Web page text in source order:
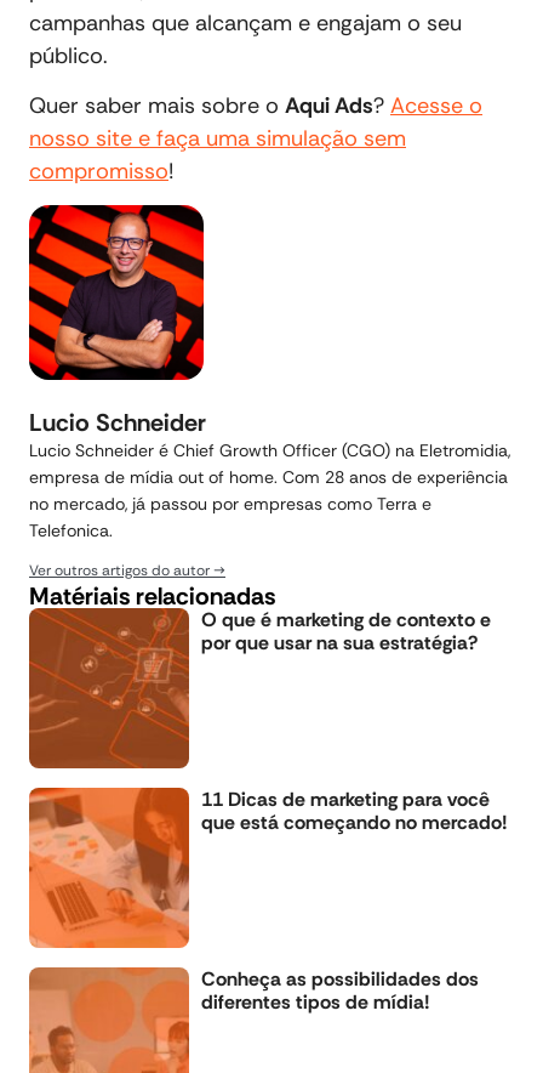
campanhas que alcançam e engajam o seu
público.
Quer saber mais sobre o Aqui Ads? Acesse o
nosso site e faça uma simulação sem
compromisso!
Lucio Schneider
Lucio Schneider é Chief Growth Officer (CGO) na Eletromidia,
empresa de mídia out of home. Com 28 anos de experiência
no mercado, já passou por empresas como Terra e
Telefonica.
Ver outros artigos do autor
Matériais relacionadas
O que é marketing de contexto e
por que usar na sua estratégia?
11 Dicas de marketing para você
que está começando no mercado!
Conheça as possibilidades dos
diferentes tipos de mídia!